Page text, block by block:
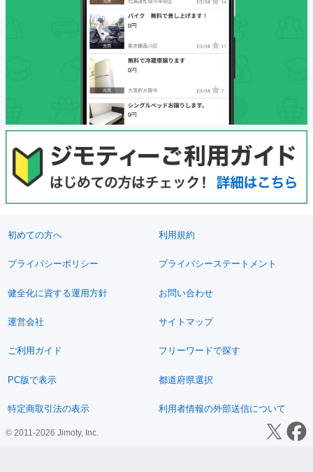
初めての方へ 利用規約
プライバシーポリシー プライバシーステートメント
健全化に資する運用方針 お問い合わせ
運営会社 サイトマップ
ご利用ガイド フリーワードで探す
PC版で表示 都道府県選択
特定商取引法の表示 利用者情報の外部送信について
© 2011-2026 Jimoty, Inc.